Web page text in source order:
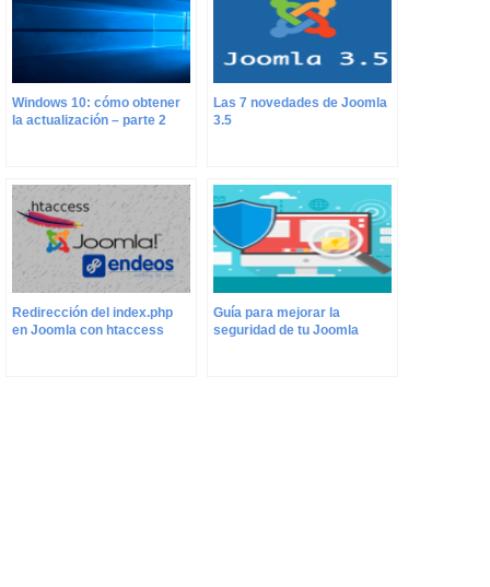
Windows 10: cómo obtener
la actualización – parte 2
Las 7 novedades de Joomla
3.5
Redirección del index.php
en Joomla con htaccess
Guía para mejorar la
seguridad de tu Joomla